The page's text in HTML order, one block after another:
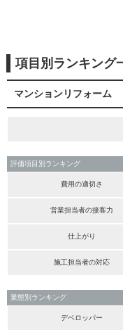
項目別ランキング
マンションリフォーム
評価項目別ランキング
費用の適切さ
営業担当者の接客力
仕上がり
施工担当者の対応
業態別ランキング
デベロッパー